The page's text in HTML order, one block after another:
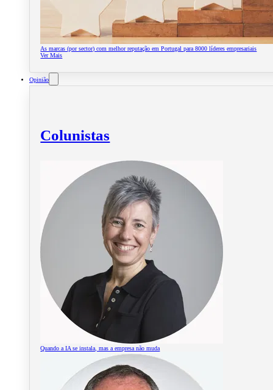
As marcas (por sector) com melhor reputação em Portugal para 8000 líderes empresariais
Ver Mais
Opinião
Colunistas
Quando a IA se instala, mas a empresa não muda